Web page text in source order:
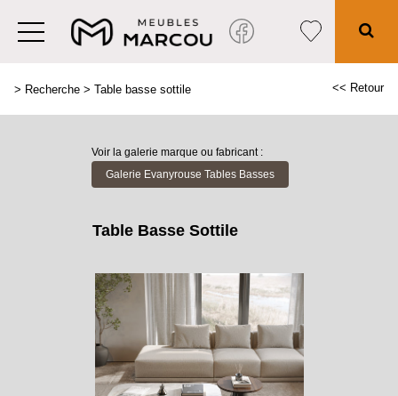
> Recherche > Table basse sottile << Retour
Voir la galerie marque ou fabricant :
Galerie Evanyrouse Tables Basses
Table Basse Sottile